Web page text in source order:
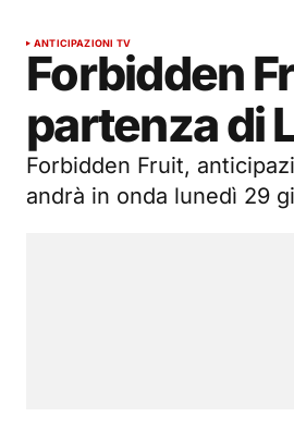
ANTICIPAZIONI TV
Forbidden
partenza di
Forbidden Fruit,
andrà in onda lunedì 29